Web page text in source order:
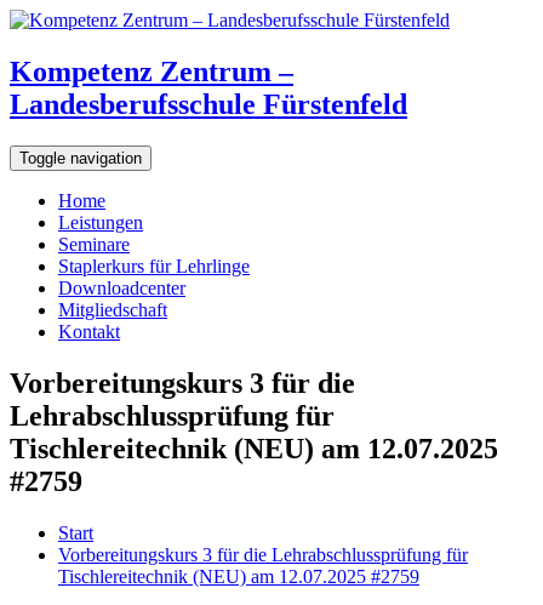
Kompetenz Zentrum –
Landesberufsschule Fürstenfeld
Toggle navigation
Home
Leistungen
Seminare
Staplerkurs für Lehrlinge
Downloadcenter
Mitgliedschaft
Kontakt
Vorbereitungskurs 3 für die
Lehrabschlussprüfung für
Tischlereitechnik (NEU) am 12.07.2025
#2759
Start
Vorbereitungskurs 3 für die Lehrabschlussprüfung für
Tischlereitechnik (NEU) am 12.07.2025 #2759